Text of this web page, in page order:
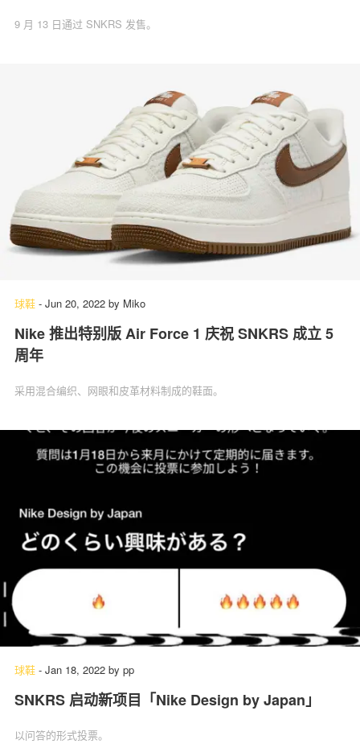
9 月 13 日通过 SNKRS 发售。
球鞋 - Jun 20, 2022 by Miko
Nike 推出特别版 Air Force 1 庆祝 SNKRS 成立 5
周年
采用混合编织、网眼和皮革材料制成的鞋面。
球鞋 - Jan 18, 2022 by pp
SNKRS 启动新项目「Nike Design by Japan」
以问答的形式投票。